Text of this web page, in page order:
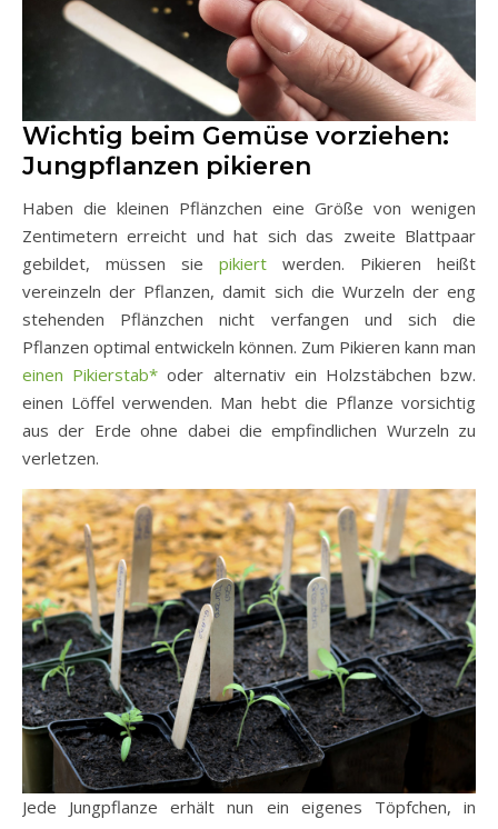
Wichtig beim Gemüse vorziehen:
Jungpflanzen pikieren
Haben die kleinen Pflänzchen eine Größe von wenigen
Zentimetern erreicht und hat sich das zweite Blattpaar
gebildet, müssen sie pikiert werden. Pikieren heißt
vereinzeln der Pflanzen, damit sich die Wurzeln der eng
stehenden Pflänzchen nicht verfangen und sich die
Pflanzen optimal entwickeln können. Zum Pikieren kann man
einen Pikierstab* oder alternativ ein Holzstäbchen bzw.
einen Löffel verwenden. Man hebt die Pflanze vorsichtig
aus der Erde ohne dabei die empfindlichen Wurzeln zu
verletzen.
Jede Jungpflanze erhält nun ein eigenes Töpfchen, in